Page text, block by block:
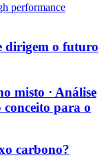
dirigem o futuro
misto · Análise
para o
carbono?